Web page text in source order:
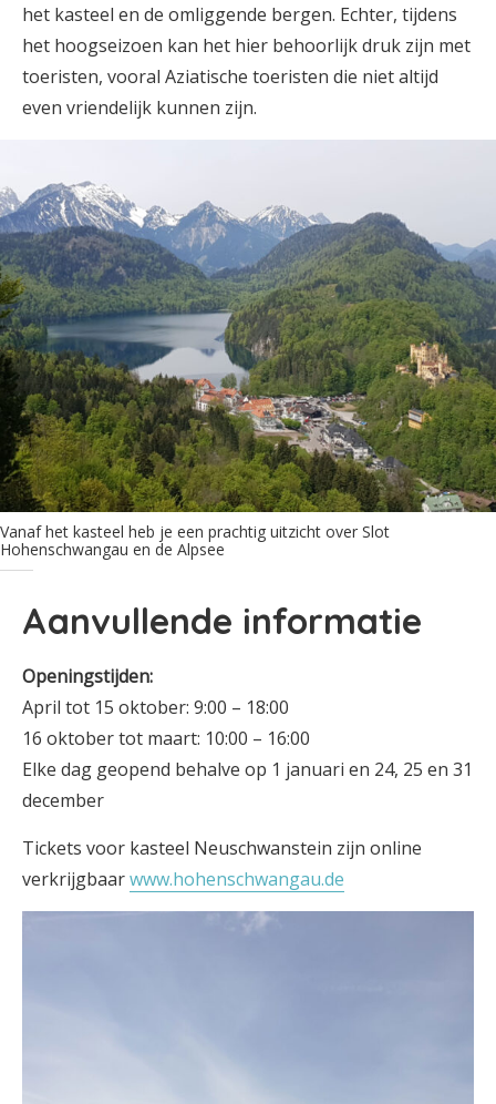
het kasteel en de omliggende bergen. Echter, tijdens
het hoogseizoen kan het hier behoorlijk druk zijn met
toeristen, vooral Aziatische toeristen die niet altijd
even vriendelijk kunnen zijn.
Vanaf het kasteel heb je een prachtig uitzicht over Slot
Hohenschwangau en de Alpsee
Aanvullende informatie
Openingstijden:
April tot 15 oktober: 9:00 – 18:00
16 oktober tot maart: 10:00 – 16:00
Elke dag geopend behalve op 1 januari en 24, 25 en 31
december
Tickets voor kasteel Neuschwanstein zijn online
verkrijgbaarwww.hohenschwangau.de